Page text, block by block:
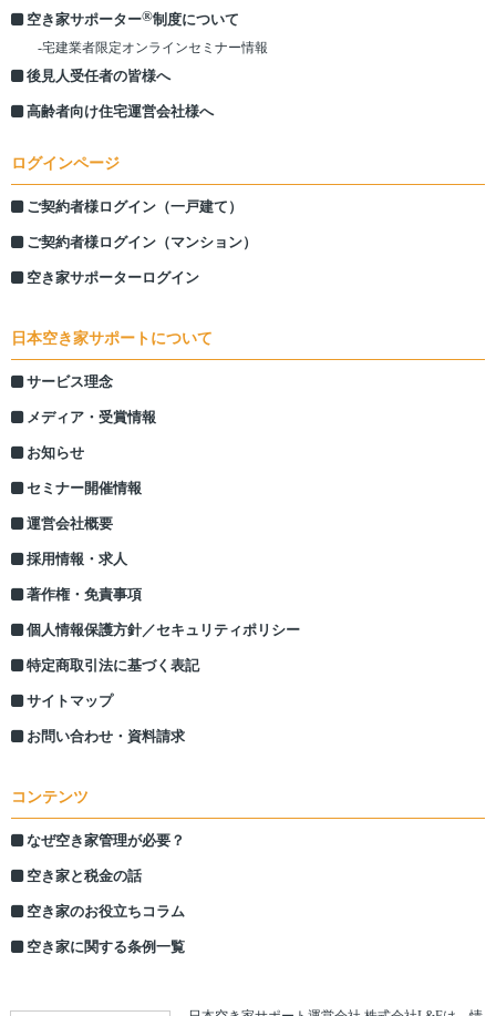
空き家サポーター®制度について
-宅建業者限定オンラインセミナー情報
後見人受任者の皆様へ
高齢者向け住宅運営会社様へ
ログインページ
ご契約者様ログイン（一戸建て）
ご契約者様ログイン（マンション）
空き家サポーターログイン
日本空き家サポートについて
サービス理念
メディア・受賞情報
お知らせ
セミナー開催情報
運営会社概要
採用情報・求人
著作権・免責事項
個人情報保護方針／セキュリティポリシー
特定商取引法に基づく表記
サイトマップ
お問い合わせ・資料請求
コンテンツ
なぜ空き家管理が必要？
空き家と税金の話
空き家のお役立ちコラム
空き家に関する条例一覧